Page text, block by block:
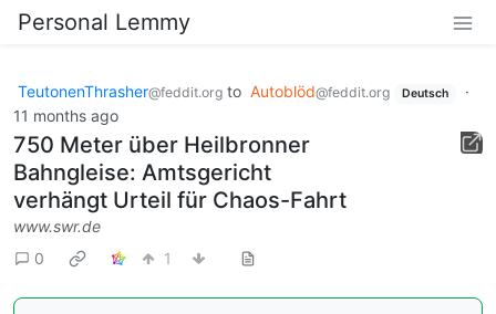
Personal Lemmy
TeutonenThrasher@feddit.org to Autoblöd@feddit.org Deutsch
·
11 months ago
750 Meter über Heilbronner
Bahngleise: Amtsgericht
verhängt Urteil für Chaos-Fahrt
www.swr.de
0
1